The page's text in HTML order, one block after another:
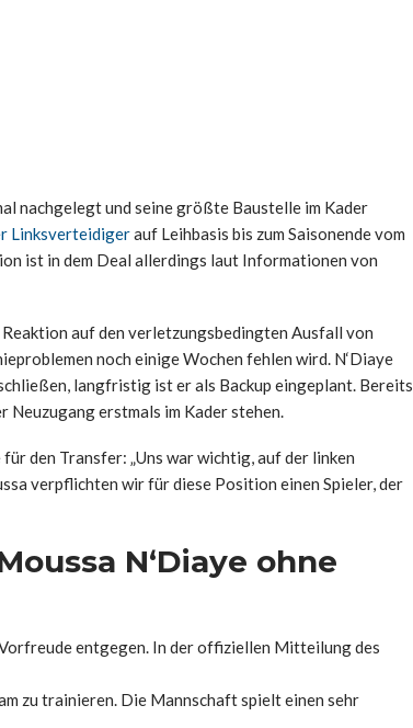
nachgelegt und seine größte Baustelle im Kader
Linksverteidigerauf Leihbasis bis zum Saisonende vom
ist in dem Deal allerdings laut Informationen von
auf den verletzungsbedingten Ausfall von
noch einige Wochen fehlen wird. N‘Diaye
langfristig ist er als Backup eingeplant. Bereits
Neuzugang erstmals im Kader stehen.
den Transfer: „Uns war wichtig, auf der linken
verpflichten wir für diese Position einen Spieler, der
N‘Diaye ohne
entgegen. In der offiziellen Mitteilung des
zu trainieren. Die Mannschaft spielt einen sehr